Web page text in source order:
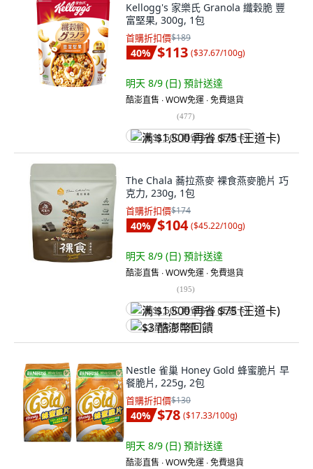
Kellogg's 家樂氏 Granola 纖穀脆 豐
富堅果, 300g, 1包
首購折扣價$189
40% $113 ($37.67/100g)
明天 8/9 (日) 預計送達
酷澎直售 ∙ WOW免運 ∙ 免費退貨
(477)
满 $1,500 再省 $75 (王道卡)
The Chala 蕎拉燕麥 裸食燕麥脆片 巧
克力, 230g, 1包
首購折扣價$174
40% $104 ($45.22/100g)
明天 8/9 (日) 預計送達
酷澎直售 ∙ WOW免運 ∙ 免費退貨
(195)
满 $1,500 再省 $75 (王道卡)
$3 酷澎幣回饋
Nestle 雀巢 Honey Gold 蜂蜜脆片 早
餐脆片, 225g, 2包
首購折扣價$130
40% $78 ($17.33/100g)
明天 8/9 (日) 預計送達
酷澎直售 ∙ WOW免運 ∙ 免費退貨